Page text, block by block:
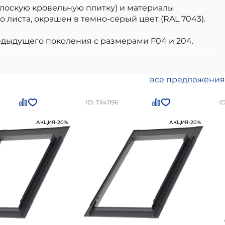
кровельную плитку) и материалы
окрашен в темно-cерый цвет (RAL 7043).
поколения с размерами F04 и 204.
Преимущества: высокое качество от
воздействиям, легкость в использовании и
можно приобрести в
Санкт-Петербурге
все предложения
АКЦИЯ-20%
ID: ТХ41196
АКЦИЯ-20%